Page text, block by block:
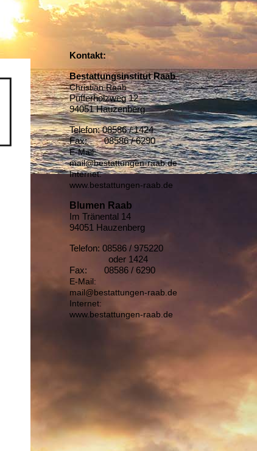
Kontakt:
Bestattungsinstitut Raab
Christian Raab
Pufferholzweg 12
94051 Hauzenberg
Telefon: 08586 / 1424
Fax: 08586 / 6290
E-Mail:
mail@bestattungen-raab.de
Internet:
www.bestattungen-raab.de
Blumen Raab
Im Tränental 14
94051 Hauzenberg
Telefon: 08586 / 975220
oder 1424
Fax: 08586 / 6290
E-Mail:
mail@bestattungen-raab.de
Internet:
www.bestattungen-raab.de